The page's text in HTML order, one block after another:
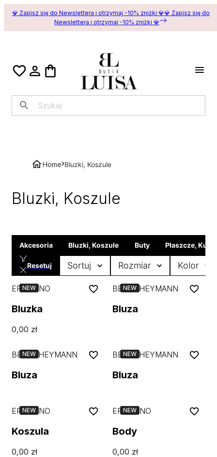
💎 Zapisz się do Newslettera i otrzymaj -10% zniżki 💎💎 Zapisz się do
Newslettera i otrzymaj -10% zniżki 💎
Home›Bluzki, Koszule
Bluzki, Koszule
Akcesoria Bluzki, Koszule Buty Płaszcze,
Resetuj Sortuj Rozmiar Kolor
NEW
ERMANNO
Bluzka
0,00 zł
NEW
BEATE HEYMANN
Bluza
NEW
BEATE HEYMANN
Bluza
NEW
BEATE HEYMANN
Bluza
NEW
ERMANNO
Koszula
0,00 zł
NEW
ERMANNO
Body
0,00 zł